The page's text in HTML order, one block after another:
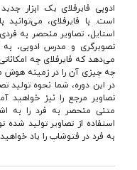
ادوبی فایرفلای یک ابزار
است. با فایرفلای،
استایل، تصاویر منحصر به
تصویرگری و مدرس ادوبی،
می‌دهد که فایرفلای چه
چه چیزی آن را در زمینه هوش
در این دوره، شما نحوه تولید
تصاویر مرجع را نیز خواهید
متنی منحصر به فرد را به
استفاده از تصاویر تولید
به فرد در فتوشاپ را یاد